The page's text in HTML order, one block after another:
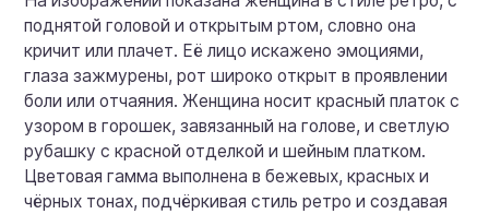
поднятой головой и открытым ртом, словно она
кричит или плачет. Её лицо искажено эмоциями,
глаза зажмурены, рот широко открыт в проявлении
боли или отчаяния. Женщина носит красный платок с
узором в горошек, завязанный на голове, и светлую
рубашку с красной отделкой и шейным платком.
Цветовая гамма выполнена в бежевых, красных и
чёрных тонах, подчёркивая стиль ретро и создавая